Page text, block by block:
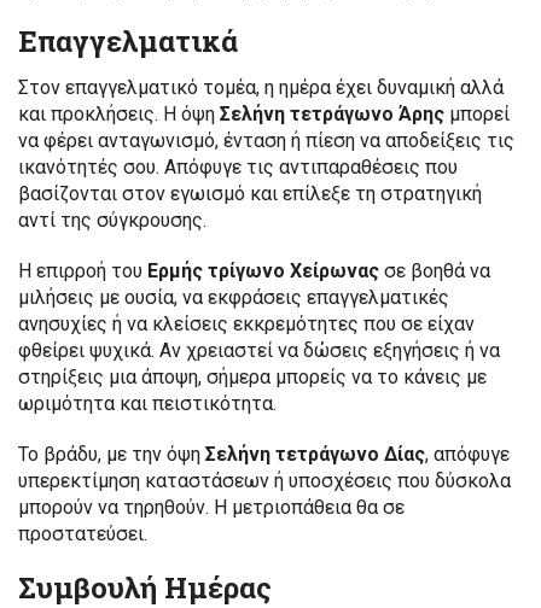
Επαγγελματικά
Στον επαγγελματικό τομέα, η ημέρα έχει δυναμική αλλά
και προκλήσεις. Η όψη Σελήνη τετράγωνο Άρης μπορεί
να φέρει ανταγωνισμό, ένταση ή πίεση να αποδείξεις τις
ικανότητές σου. Απόφυγε τις αντιπαραθέσεις που
βασίζονται στον εγωισμό και επίλεξε τη στρατηγική
αντί της σύγκρουσης.
Η επιρροή του Ερμής τρίγωνο Χείρωνας σε βοηθά να
μιλήσεις με ουσία, να εκφράσεις επαγγελματικές
ανησυχίες ή να κλείσεις εκκρεμότητες που σε είχαν
φθείρει ψυχικά. Αν χρειαστεί να δώσεις εξηγήσεις ή να
στηρίξεις μια άποψη, σήμερα μπορείς να το κάνεις με
ωριμότητα και πειστικότητα.
Το βράδυ, με την όψη Σελήνη τετράγωνο Δίας, απόφυγε
υπερεκτίμηση καταστάσεων ή υποσχέσεις που δύσκολα
μπορούν να τηρηθούν. Η μετριοπάθεια θα σε
προστατεύσει.
Συμβουλή Ημέρας